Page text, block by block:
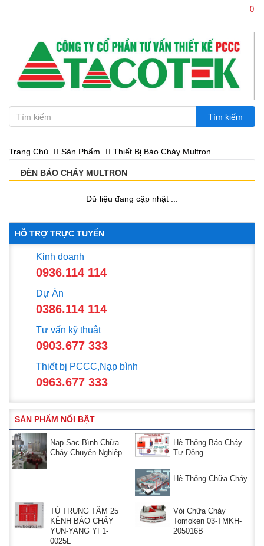
Trang Chủ Sản Phẩm Thiết Bị Báo Cháy Multron
ĐÈN BÁO CHÁY MULTRON
Dữ liệu đang cập nhật ...
HỖ TRỢ TRỰC TUYẾN
Kinh doanh
0936.114 114
Dự Án
0386.114 114
Tư vấn kỹ thuật
0903.677 333
Thiết bị PCCC,Nạp bình
0963.677 333
SẢN PHẨM NỔI BẬT
Nạp Sạc Bình Chữa
Cháy Chuyên Nghiệp
Hệ Thống Báo Cháy
Tự Động
Hệ Thống Chữa Cháy
TỦ TRUNG TÂM 25
KÊNH BÁO CHÁY
YUN-YANG YF1-
0025L
Vòi Chữa Cháy
Tomoken 03-TMKH-
205016B
0